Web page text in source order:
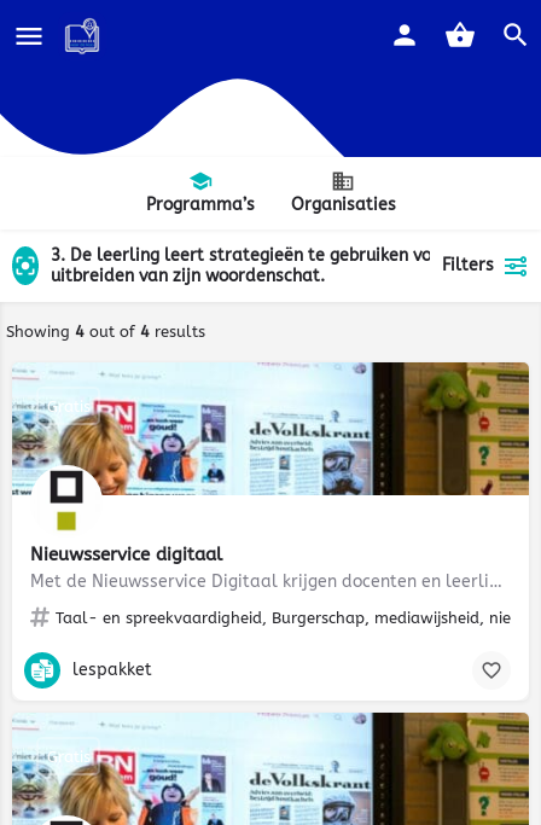
Programma’s Organisaties
3. De leerling leert strategieën te gebruiken voor het
uitbreiden van zijn woordenschat.
Filters
Showing 4 out of 4 results
Nieuwsservice digitaal
Met de Nieuwsservice Digitaal krijgen docenten en leerlingen toegang tot de digitale edities van…
Taal- en spreekvaardigheid, Burgerschap, mediawijsheid,
Gratis
lespakket
Gratis